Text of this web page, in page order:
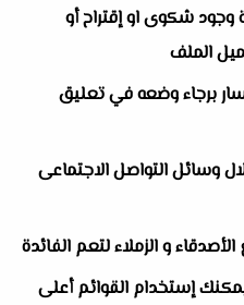
وجود شكوى او إقتراح أو
الملف
برجاء وضعه في تعليق
وسائل التواصل الاجتماعى
و الزملاء لتعم الفائدة
إستخدام القوائم أعلى